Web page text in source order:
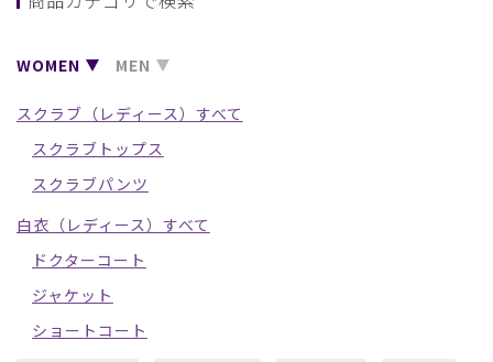
WOMEN MEN
スクラブ（レディース）すべて
スクラブトップス
スクラブパンツ
白衣（レディース）すべて
ドクターコート
ジャケット
ショートコート